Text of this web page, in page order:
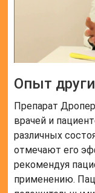
Опыт
Препарат
врачей и
различных
отмечают его
рекомендуя
применению.